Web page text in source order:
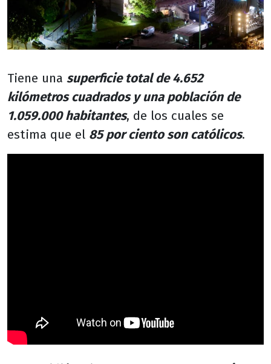
Tiene una superficie total de 4.652
kilómetros cuadrados y una población de
1.059.000 habitantes, de los cuales se
estima que el 85 por ciento son católicos.